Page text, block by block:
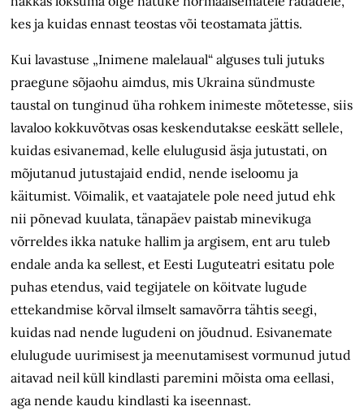
kes ja kuidas ennast teostas või teostamata jättis.
Kui lavastuse „Inimene malelaual“ alguses tuli jutuks
praegune sõjaohu aimdus, mis Ukraina sündmuste
taustal on tunginud üha rohkem inimeste mõtetesse, siis
lavaloo kokkuvõtvas osas keskendutakse eeskätt sellele,
kuidas esivanemad, kelle elulugusid äsja jutustati, on
mõjutanud jutustajaid endid, nende iseloomu ja
käitumist. Võimalik, et vaatajatele pole need jutud ehk
nii põnevad kuulata, tänapäev paistab minevikuga
võrreldes ikka natuke hallim ja argisem, ent aru tuleb
endale anda ka sellest, et Eesti Luguteatri esitatu pole
puhas etendus, vaid tegijatele on köitvate lugude
ettekandmise kõrval ilmselt samavõrra tähtis seegi,
kuidas nad nende lugudeni on jõudnud. Esivanemate
elulugude uurimisest ja meenutamisest vormunud jutud
aitavad neil küll kindlasti paremini mõista oma eellasi,
aga nende kaudu kindlasti ka iseennast.